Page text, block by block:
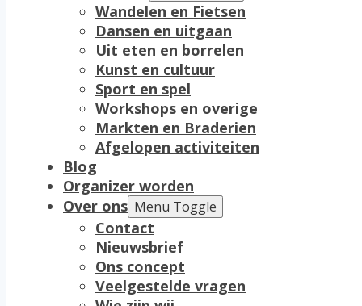
Wandelen en Fietsen
Dansen en uitgaan
Uit eten en borrelen
Kunst en cultuur
Sport en spel
Workshops en overige
Markten en Braderien
Afgelopen activiteiten
Blog
Organizer worden
Over ons Menu Toggle
Contact
Nieuwsbrief
Ons concept
Veelgestelde vragen